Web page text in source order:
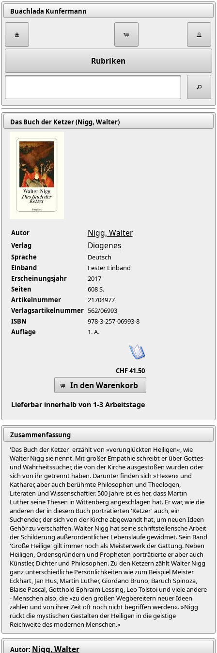
Buachlada Kunfermann
Rubriken
Das Buch der Ketzer (Nigg, Walter)
Autor Nigg, Walter
Verlag Diogenes
Sprache
Deutsch
Einband
Fester Einband
Erscheinungsjahr
2017
Seiten
608 S.
Artikelnummer
21704977
Verlagsartikelnummer 562/06993
ISBN
978-3-257-06993-8
Auflage
1. A.
CHF 41.50
In den Warenkorb
Lieferbar innerhalb von 1-3 Arbeitstage
Zusammenfassung
'Das Buch der Ketzer' erzählt von »verunglückten Heiligen«, wie
Walter Nigg sie nennt. Mit großer Empathie schreibt er über Gottes-
und Wahrheitssucher, die von der Kirche ausgestoßen wurden oder
sich von ihr getrennt haben. Darunter finden sich »Hexen« und
Katharer, aber auch berühmte Philosophen und Theologen,
Literaten und Wissenschaftler. 500 Jahre ist es her, dass Martin
Luther seine Thesen in Wittenberg angeschlagen hat. Er war, wie die
anderen der in diesem Buch porträtierten 'Ketzer' auch, ein
Suchender, der sich von der Kirche abgewandt hat, um neuen Ideen
Gehör zu verschaffen. Walter Nigg hat seine schriftstellerische Arbeit
der Schilderung außerordentlicher Lebensläufe gewidmet. Sein Band
'Große Heilige' gilt immer noch als Meisterwerk der Gattung. Neben
Heiligen, Ordensgründern und Propheten porträtierte er aber auch
Künstler, Dichter und Philosophen. Zu den Ketzern zählt Walter Nigg
ganz unterschiedliche Persönlichkeiten wie zum Beispiel Meister
Eckhart, Jan Hus, Martin Luther, Giordano Bruno, Baruch Spinoza,
Blaise Pascal, Gotthold Ephraim Lessing, Leo Tolstoi und viele andere
- Menschen also, die »zu den großen Wegbereitern neuer Ideen
zählen und von ihrer Zeit oft noch nicht begriffen werden«. »Nigg
rückt die mystischen Gestalten der Heiligen in die geistige
Reichweite des modernen Menschen.«
Autor: Nigg, Walter